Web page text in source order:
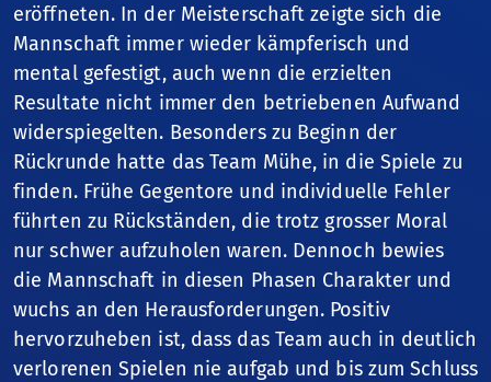
Nationale Wettbewerbe
Finanzbericht
Das Finanzjahr
eröffneten. In der Meisterschaft zeigte sich die
Mannschaft immer wieder kämpferisch und
mental gefestigt, auch wenn die erzielten
Resultate nicht immer den betriebenen Aufwand
widerspiegelten. Besonders zu Beginn der
Rückrunde hatte das Team Mühe, in die Spiele zu
finden. Frühe Gegentore und individuelle Fehler
führten zu Rückständen, die trotz grosser Moral
nur schwer aufzuholen waren. Dennoch bewies
die Mannschaft in diesen Phasen Charakter und
wuchs an den Herausforderungen. Positiv
hervorzuheben ist, dass das Team auch in deutlich
verlorenen Spielen nie aufgab und bis zum Schluss